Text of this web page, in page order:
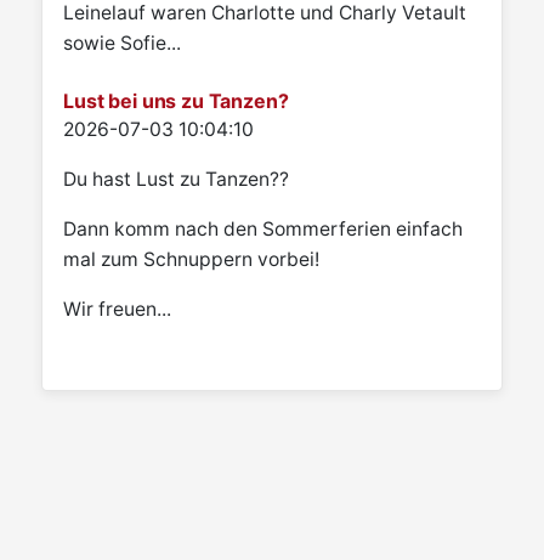
Leinelauf waren Charlotte und Charly Vetault
sowie Sofie...
Lust bei uns zu Tanzen?
Details
2026-07-03 10:04:10
Du hast Lust zu Tanzen??
Dann komm nach den Sommerferien einfach
mal zum Schnuppern vorbei!
Wir freuen...